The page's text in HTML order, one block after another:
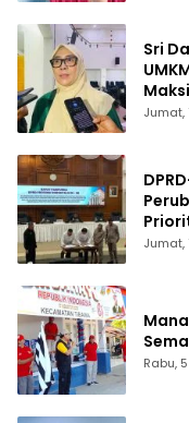
Sri
Jumat,
Jumat,
Rabu,